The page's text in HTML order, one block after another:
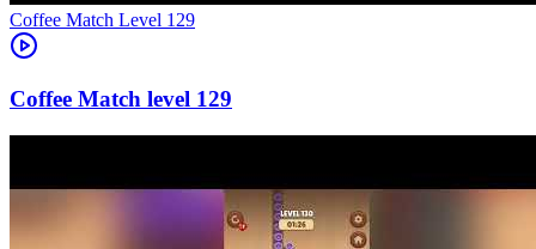
Level 129
129